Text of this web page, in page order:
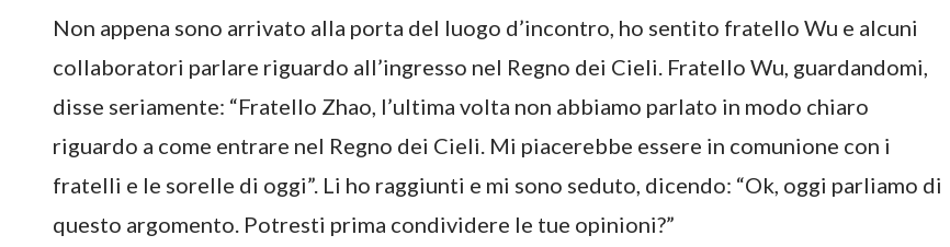
Non appena sono arrivato alla porta del luogo d’incontro, ho sentito fratello Wu e alcuni
collaboratori parlare riguardo all’ingresso nel Regno dei Cieli. Fratello Wu, guardandomi,
disse seriamente: “Fratello Zhao, l’ultima volta non abbiamo parlato in modo chiaro
riguardo a come entrare nel Regno dei Cieli. Mi piacerebbe essere in comunione con i
fratelli e le sorelle di oggi”. Li ho raggiunti e mi sono seduto, dicendo: “Ok, oggi parliamo di
questo argomento. Potresti prima condividere le tue opinioni?”